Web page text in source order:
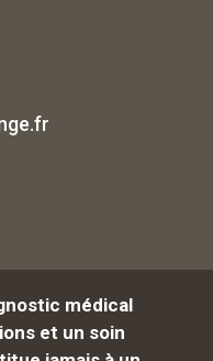
médical
et un soin